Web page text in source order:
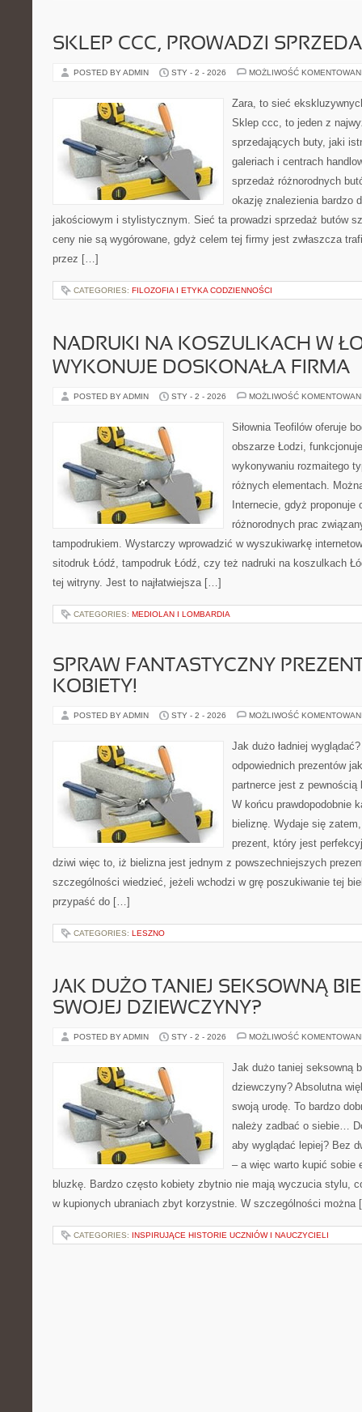
SKLEP CCC, PROWADZI
POSTED BY ADMIN STY - 2 - 2026 MOŻLIWOŚĆ
Zara, to sieć
Sklep ccc, to jeden z
sprzedających buty, jaki
galeriach i centrach
sprzedaż różnorodnych
okazję znalezienia bardzo
jakościowym i stylistycznym. Sieć ta prowadzi sprzedaż butów
ceny nie są wygórowane, gdyż celem tej firmy jest zwłaszcza
przez […]
CATEGORIES: FILOZOFIA I ETYKA CODZIENNOŚCI
NADRUKI NA KOSZULKACH W
WYKONUJE DOSKONAŁA FIRMA
POSTED BY ADMIN STY - 2 - 2026 MOŻLIWOŚĆ
Siłownia Teofilów oferuje
obszarze Łodzi,
wykonywaniu rozmaitego
różnych elementach.
Internecie, gdyż proponuje
różnorodnych prac
tampodrukiem. Wystarczy wprowadzić w wyszukiwarkę
sitodruk Łódź, tampodruk Łódź, czy też nadruki na koszulkach
tej witryny. Jest to najłatwiejsza […]
CATEGORIES: MEDIOLAN I LOMBARDIA
SPRAW FANTASTYCZNY
KOBIETY!
POSTED BY ADMIN STY - 2 - 2026 MOŻLIWOŚĆ
Jak dużo ładniej
odpowiednich prezentów
partnerce jest z
W końcu prawdopodobnie
bieliznę. Wydaje się
prezent, który jest
dziwi więc to, iż bielizna jest jednym z powszechniejszych
szczególności wiedzieć, jeżeli wchodzi w grę poszukiwanie tej
przypaść do […]
CATEGORIES: LESZNO
JAK DUŻO TANIEJ SEKSOWNĄ
SWOJEJ DZIEWCZYNY?
POSTED BY ADMIN STY - 2 - 2026 MOŻLIWOŚĆ
Jak dużo taniej seksowną
dziewczyny? Absolutna
swoją urodę. To bardzo
należy zadbać o siebie…
aby wyglądać lepiej? Bez
– a więc warto kupić sobie
bluzkę. Bardzo często kobiety zbytnio nie mają wyczucia stylu,
w kupionych ubraniach zbyt korzystnie. W szczególności
CATEGORIES: INSPIRUJĄCE HISTORIE UCZNIÓW I NAUCZYCIELI